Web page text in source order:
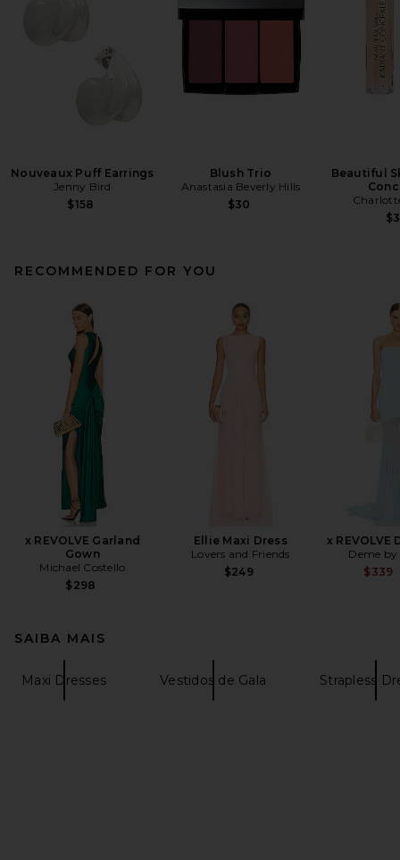
Nouveaux Puff Earrings
Jenny Bird
$158
Blush Trio
Anastasia Beverly Hills
$30
Beautiful
RECOMMENDED FOR YOU
x REVOLVE Garland
Gown
Michael Costello
$298
Ellie Maxi Dress
Lovers and Friends
$249
x REVOLVE
Deme
$339
SAIBA MAIS
Maxi Dresses Vestidos de Gala Strapless